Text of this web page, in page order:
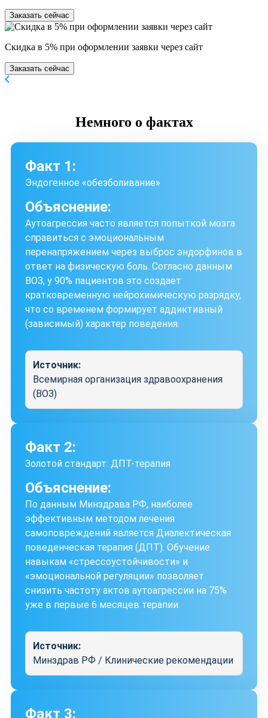
Заказать сейчас
Скидка в 5% при оформлении заявки через сайт
Заказать сейчас
Немного о фактах
Факт 1:
Эндогенное «обезболивание»
Объяснение:
Аутоагрессия часто является попыткой мозга
справиться с эмоциональным
перенапряжением через выброс эндорфинов в
ответ на физическую боль. Согласно данным
ВОЗ, у 90% пациентов это создает
кратковременную нейрохимическую разрядку,
что со временем формирует аддиктивный
(зависимый) характер поведения.
Источник:
Всемирная организация здравоохранения
(ВОЗ)
Факт 2:
Золотой стандарт: ДПТ-терапия
Объяснение:
По данным Минздрава РФ, наиболее
эффективным методом лечения
самоповреждений является Диалектическая
поведенческая терапия (ДПТ). Обучение
навыкам «стрессоустойчивости» и
«эмоциональной регуляции» позволяет
снизить частоту актов аутоагрессии на 75%
уже в первые 6 месяцев терапии.
Источник:
Минздрав РФ / Клинические рекомендации
Факт 3: